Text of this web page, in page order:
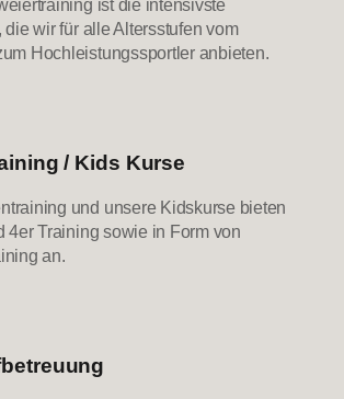
ist die intensivste
die wir für alle Altersstufen vom
Hochleistungssportler anbieten.
/ Kids Kurse
und unsere Kidskurse bieten
4er Training sowie in Form von
an.